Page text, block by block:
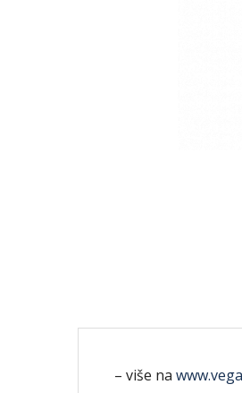
– više na